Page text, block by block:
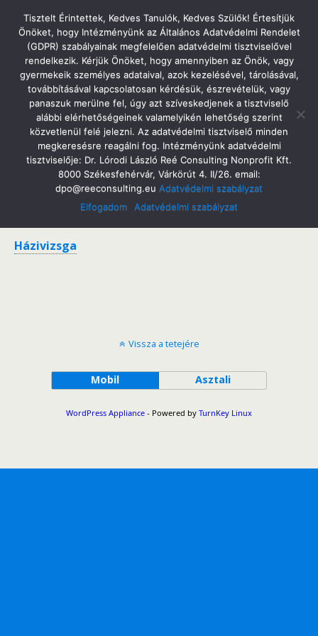
Tatabányai Árpád Gimnázium
Tanulóinknak
Cél a felsőoktatás
Letölthető dokumentumok
Érettségi vizsga
Házivizsga
Vissza a tetejére
Mobil Asztali
Tisztelt Érintettek, Kedves Tanulók, Kedves Szülők! Értesítjük
Önöket, hogy Intézményünk az Általános Adatvédelmi Rendelet
(GDPR) szabályainak megfelelően adatvédelmi tisztviselővel
rendelkezik. Kérjük Önöket, hogy amennyiben az Önök, vagy
gyermekeik személyes adataival, azok kezelésével, tárolásával,
továbbításával kapcsolatosan kérdésük, észrevételük, vagy
panaszuk merülne fel, úgy azt szíveskedjenek a tisztviselő
alábbi elérhetőségeinek valamelyikén lehetőség szerint
közvetlenül felé jelezni. Az adatvédelmi tisztviselő minden
megkeresésre reagálni fog. Intézményünk adatvédelmi
tisztviselője: Dr. Lórodi László Reé Consulting Nonprofit Kft.
8000 Székesfehérvár, Várkörút 4. II/26. email:
dpo@reeconsulting.eu Adatvédelmi szabályzat
Elfogadom
Adatvédelmi szabályzat
WordPress Appliance - Powered by TurnKey Linux